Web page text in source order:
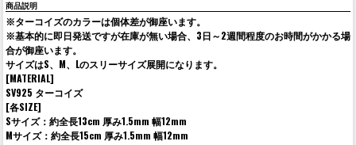
商品説明
※ターコイズのカラーは個体差が御座います。
※基本的に即日発送ですが在庫が無い場合、3日～2週間程度のお時間がかかる場
合が御座います。
サイズはS、M、Lのスリーサイズ展開になります。
[MATERIAL]
SV925 ターコイズ
[各SIZE]
Sサイズ：約全長13cm 厚み1.5mm 幅12mm
Mサイズ：約全長15cm 厚み1.5mm 幅12mm